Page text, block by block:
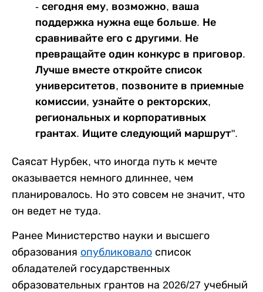
- сегодня ему, возможно, ваша
поддержка нужна еще больше. Не
сравнивайте его с другими. Не
превращайте один конкурс в приговор.
Лучше вместе откройте список
университетов, позвоните в приемные
комиссии, узнайте о ректорских,
региональных и корпоративных
грантах. Ищите следующий маршрут".
Саясат Нурбек, что иногда путь к мечте
оказывается немного длиннее, чем
планировалось. Но это совсем не значит, что
он ведет не туда.
Ранее Министерство науки и высшего
образования опубликовало список
обладателей государственных
образовательных грантов на 2026/27 учебный